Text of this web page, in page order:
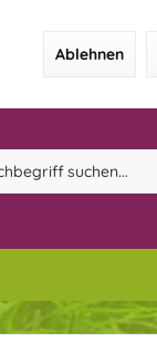
Ablehnen